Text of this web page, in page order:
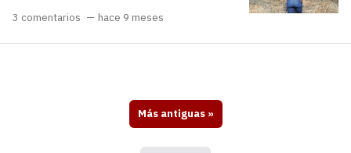
3 comentarios hace 9 meses
Más antiguas »